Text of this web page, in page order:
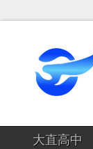
大直高中